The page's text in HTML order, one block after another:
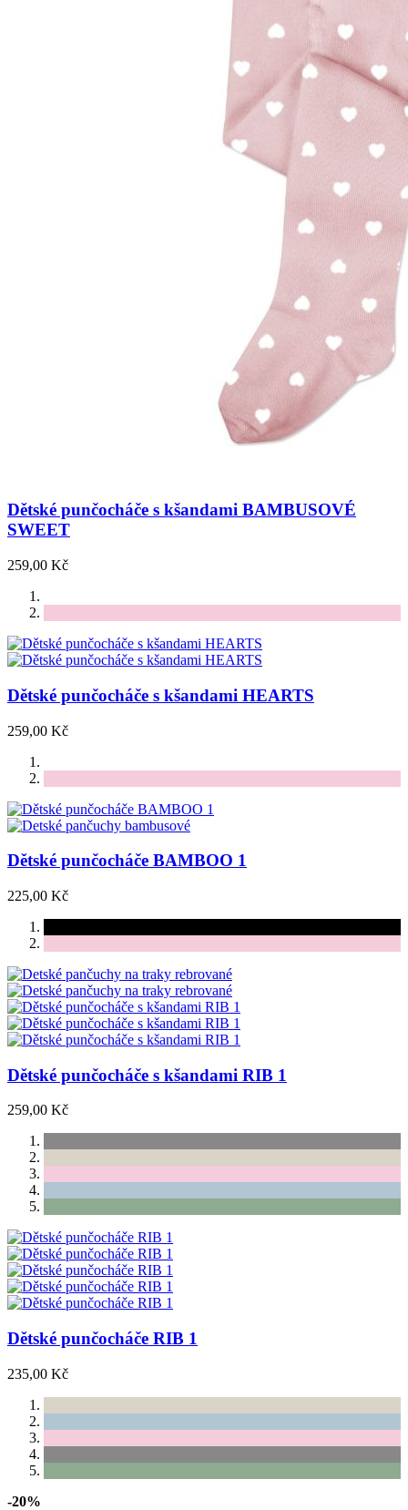
Dětské punčocháče s kšandami BAMBUSOVÉ
SWEET
259,00 Kč
Dětské punčocháče s kšandami HEARTS
259,00 Kč
Dětské punčocháče BAMBOO 1
225,00 Kč
Dětské punčocháče s kšandami RIB 1
259,00 Kč
Dětské punčocháče RIB 1
235,00 Kč
-20%